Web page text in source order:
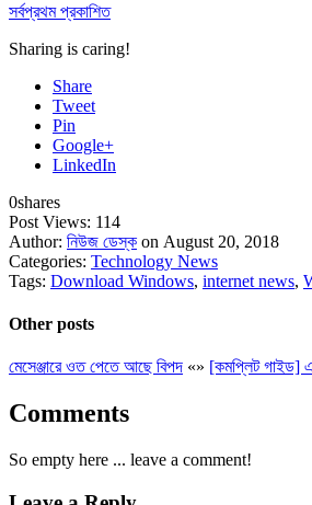
সর্বপ্রথম প্রকাশিত
Sharing is caring!
Share
Tweet
Pin
Google+
LinkedIn
0shares
Post Views: 114
Author: নিউজ ডেস্ক on August 20, 2018
Categories: Technology News
Tags: Download Windows, internet news,
Other posts
মেসেঞ্জারে ওত পেতে আছে বিপদ «» [কমপ্লিট গাইড]
Comments
So empty here ... leave a comment!